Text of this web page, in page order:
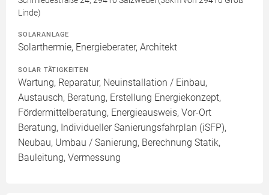
Linde)
SOLARANLAGE
Solarthermie, Energieberater, Architekt
SOLAR TÄTIGKEITEN
Wartung, Reparatur, Neuinstallation / Einbau,
Austausch, Beratung, Erstellung Energiekonzept,
Fördermittelberatung, Energieausweis, Vor-Ort
Beratung, Individueller Sanierungsfahrplan (iSFP),
Neubau, Umbau / Sanierung, Berechnung Statik,
Bauleitung, Vermessung